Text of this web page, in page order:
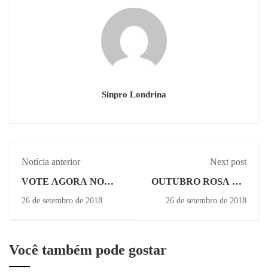
Sinpro Londrina
Notícia anterior
VOTE AGORA NO
MESTRE COM
26 de setembro de 2018
Next post
OUTUBRO ROSA NO
TERÁ PEDALADA
ALMOÇO, MAKE-UP
26 de setembro de 2018
Você também pode gostar